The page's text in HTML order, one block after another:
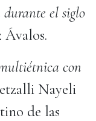
el siglo
con
Nayeli
de las